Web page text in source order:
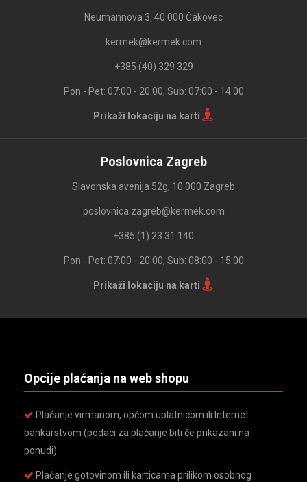
Neumannova 3, 40 000 Čakovec
kermek@kermek.com
+385 (40) 329 329
Pon - Pet: 07:00 - 20:00, Sub: 07:00 - 14:00
Prikaži lokaciju na karti
Poslovnica Zagreb
Slavonska avenija 52g, 10 000 Zagreb
poslovnica.zagreb@kermek.com
+385 (1) 23 31 140
Pon - Pet: 07:00 - 20:00, Sub: 08:00 - 15:00
Prikaži lokaciju na karti
Opcije plaćanja na web shopu
Plaćanje virmanom, općom uplatnicom ili Internet
bankarstvom (podaci za plaćanje biti će prikazani na
ponudi)
Plaćanje gotovinom ili karticama prilikom osobnog